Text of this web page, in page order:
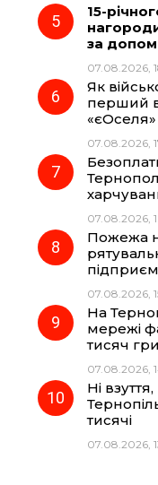
15-
за
07.08.2026,
Як
перший
«єОселя»
07.08.2026,
07.08.2026,
Пожежа
07.08.2026,
На
мережі
тисяч
07.08.2026,
Ні
тисячі
07.08.2026,